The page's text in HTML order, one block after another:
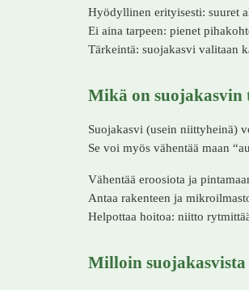
Hyödyllinen erityisesti: suuret
Ei aina tarpeen: pienet
Tärkeintä: suojakasvi valitaan
Mikä on suojakasvin
Suojakasvi (usein niittyheinä)
Se voi myös vähentää maan
Vähentää eroosiota ja
Antaa rakenteen ja
Helpottaa hoitoa: niitto
Milloin